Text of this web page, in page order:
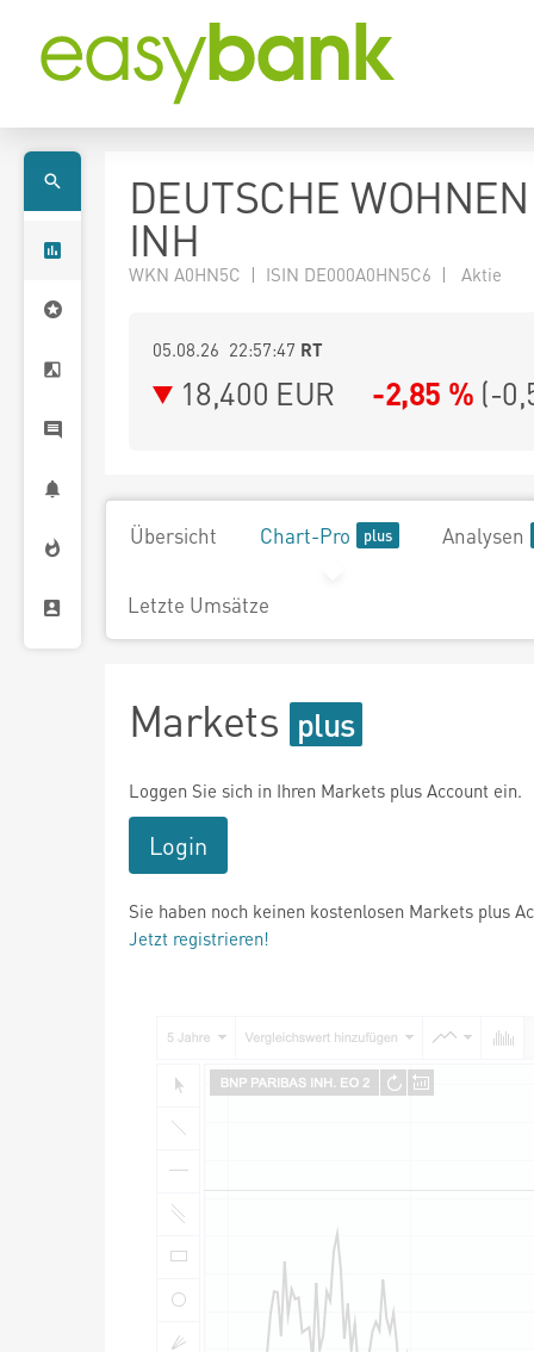
DEUTSCHE
INH
WKN A0HN5C | ISIN DE000A0HN5C6 | Aktie
05.08.26 22:57:47 RT
18,400 EUR -2,85 % (-
Übersicht Chart-Pro Analysen
Letzte Umsätze
Markets
Loggen Sie sich in Ihren Markets plus Account ein.
Login
Sie haben noch keinen kostenlosen Markets plus
Jetzt registrieren!